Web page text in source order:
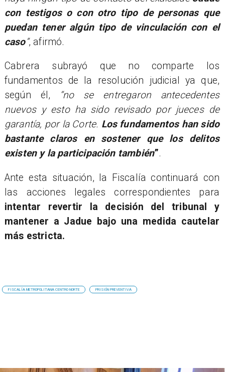
con testigos o con otro tipo de personas que
puedan tener algún tipo de vinculación con el
caso”, afirmó.
Cabrera subrayó que no comparte los
fundamentos de la resolución judicial ya que,
según él,
“no se entregaron antecedentes
nuevos y esto ha sido revisado por jueces de
garantía, por la Corte. Los fundamentos han sido
bastante claros en sostener que los delitos
existen y la participación también”.
Ante esta situación, la Fiscalía continuará con
las acciones legales correspondientes para
intentar revertir la decisión del tribunal y
mantener a Jadue bajo una medida cautelar
más estricta.
FISCALÍA METROPOLITANA CENTRO NORTE PRISIÓN PREVENTIVA